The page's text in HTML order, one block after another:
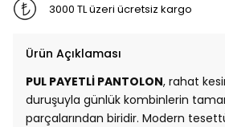
3000 TL üzeri ücretsiz kargo
Ürün Açıklaması
PUL PAYETLİ PANTOLON, rahat
duruşuyla günlük kombinlerin
parçalarından biridir. Modern